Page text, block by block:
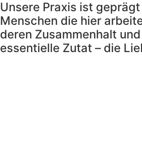
Unsere Praxis ist
Menschen die hier
deren Zusammenhalt
essentielle Zutat – die